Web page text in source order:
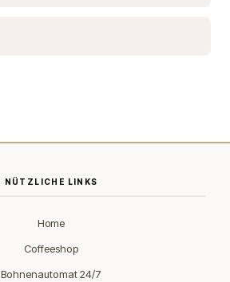
NÜTZLICHE LINKS
Home
Coffeeshop
Bohnenautomat 24/7